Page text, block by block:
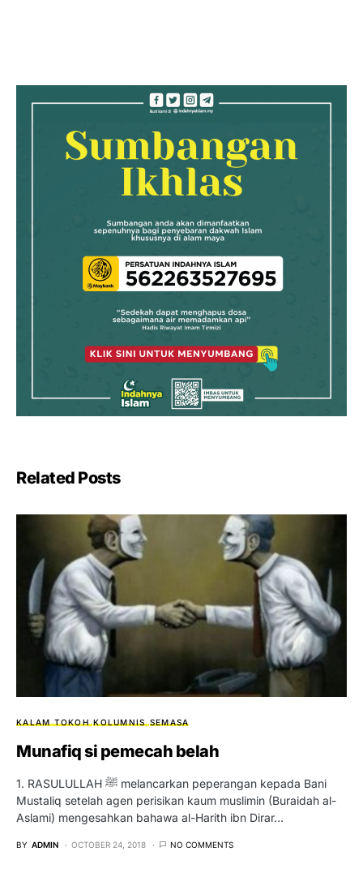
Related Posts
KALAM TOKOH KOLUMNIS SEMASA
Munafiq si pemecah belah
1. RASULULLAH ﷺ melancarkan peperangan kepada Bani
Mustaliq setelah agen perisikan kaum muslimin (Buraidah al-
Aslami) mengesahkan bahawa al-Harith ibn Dirar…
BY ADMIN OCTOBER 24, 2018 NO COMMENTS